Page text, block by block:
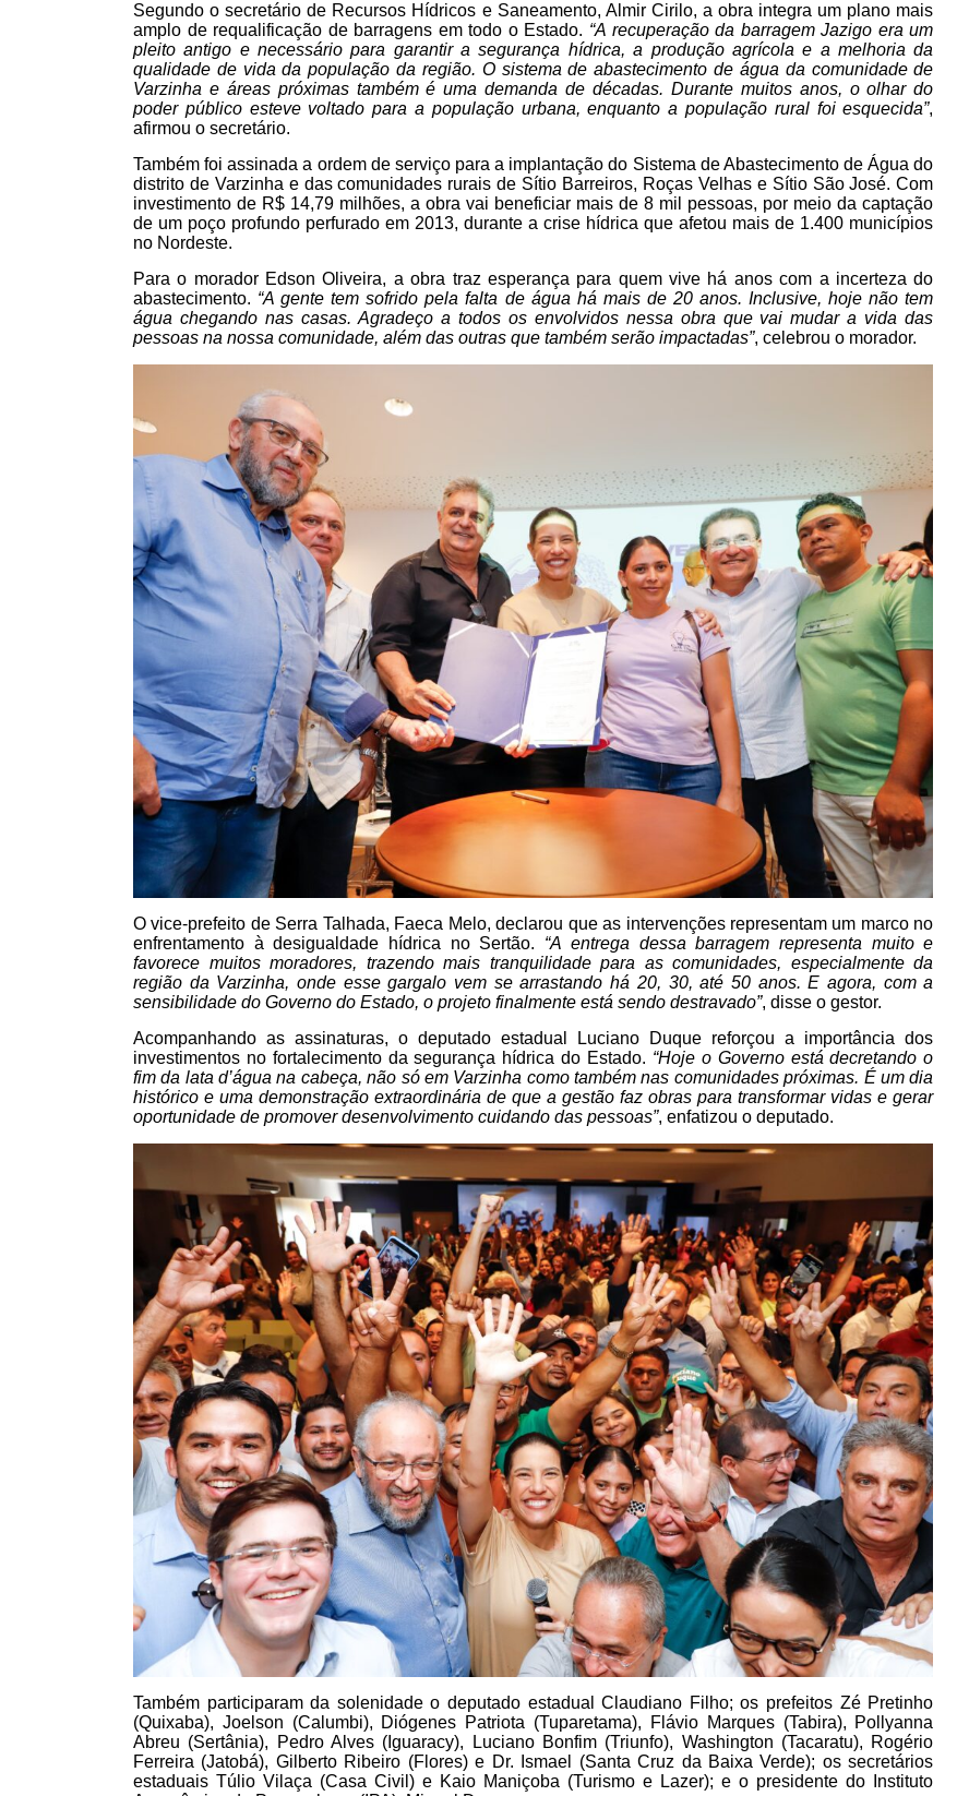
Segundo o secretário de Recursos Hídricos e Saneamento, Almir Cirilo, a obra integra um plano mais
amplo de requalificação de barragens em todo o Estado. “A recuperação da barragem Jazigo era um
pleito antigo e necessário para garantir a segurança hídrica, a produção agrícola e a melhoria da
qualidade de vida da população da região. O sistema de abastecimento de água da comunidade de
Varzinha e áreas próximas também é uma demanda de décadas. Durante muitos anos, o olhar do
poder público esteve voltado para a população urbana, enquanto a população rural foi esquecida”,
afirmou o secretário.
Também foi assinada a ordem de serviço para a implantação do Sistema de Abastecimento de Água do
distrito de Varzinha e das comunidades rurais de Sítio Barreiros, Roças Velhas e Sítio São José. Com
investimento de R$ 14,79 milhões, a obra vai beneficiar mais de 8 mil pessoas, por meio da captação
de um poço profundo perfurado em 2013, durante a crise hídrica que afetou mais de 1.400 municípios
no Nordeste.
Para o morador Edson Oliveira, a obra traz esperança para quem vive há anos com a incerteza do
abastecimento. “A gente tem sofrido pela falta de água há mais de 20 anos. Inclusive, hoje não tem
água chegando nas casas. Agradeço a todos os envolvidos nessa obra que vai mudar a vida das
pessoas na nossa comunidade, além das outras que também serão impactadas”, celebrou o morador.
O vice-prefeito de Serra Talhada, Faeca Melo, declarou que as intervenções representam um marco no
enfrentamento à desigualdade hídrica no Sertão. “A entrega dessa barragem representa muito e
favorece muitos moradores, trazendo mais tranquilidade para as comunidades, especialmente da
região da Varzinha, onde esse gargalo vem se arrastando há 20, 30, até 50 anos. E agora, com a
sensibilidade do Governo do Estado, o projeto finalmente está sendo destravado”, disse o gestor.
Acompanhando as assinaturas, o deputado estadual Luciano Duque reforçou a importância dos
investimentos no fortalecimento da segurança hídrica do Estado. “Hoje o Governo está decretando o
fim da lata d’água na cabeça, não só em Varzinha como também nas comunidades próximas. É um dia
histórico e uma demonstração extraordinária de que a gestão faz obras para transformar vidas e gerar
oportunidade de promover desenvolvimento cuidando das pessoas”, enfatizou o deputado.
Também participaram da solenidade o deputado estadual Claudiano Filho; os prefeitos Zé Pretinho
(Quixaba), Joelson (Calumbi), Diógenes Patriota (Tuparetama), Flávio Marques (Tabira), Pollyanna
Abreu (Sertânia), Pedro Alves (Iguaracy), Luciano Bonfim (Triunfo), Washington (Tacaratu), Rogério
Ferreira (Jatobá), Gilberto Ribeiro (Flores) e Dr. Ismael (Santa Cruz da Baixa Verde); os secretários
estaduais Túlio Vilaça (Casa Civil) e Kaio Maniçoba (Turismo e Lazer); e o presidente do Instituto